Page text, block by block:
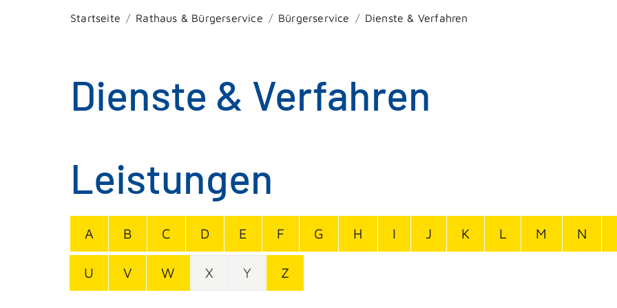
Startseite Rathaus & Bürgerservice Bürgerservice Dienste & Verfahren
Dienste & Verfahren
Leistungen
A B C D E F G H I J K L M N
U V W X Y Z